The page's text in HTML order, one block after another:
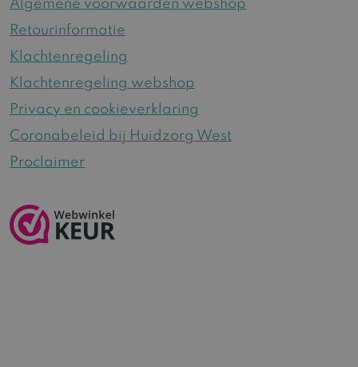
Algemene voorwaarden webshop
Retourinformatie
Klachtenregeling
Klachtenregeling webshop
Privacy en cookieverklaring
Coronabeleid bij Huidzorg West
Proclaimer